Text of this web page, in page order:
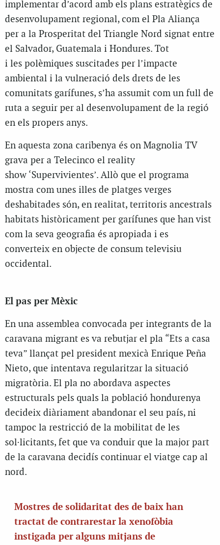
implementar d’acord amb els plans estratègics de
desenvolupament regional, com el Pla Aliança
per a la Prosperitat del Triangle Nord signat entre
el Salvador, Guatemala i Hondures. Tot
i les polèmiques suscitades per l’impacte
ambiental i la vulneració dels drets de les
comunitats garífunes, s’ha assumit com un full de
ruta a seguir per al desenvolupament de la regió
en els propers anys.
En aquesta zona caribenya és on Magnolia TV
grava per a Telecinco el reality
show ‘Supervivientes’. Allò que el programa
mostra com unes illes de platges verges
deshabitades són, en realitat, territoris ancestrals
habitats històricament per garífunes que han vist
com la seva geografia és apropiada i es
converteix en objecte de consum televisiu
occidental.
El pas per Mèxic
En una assemblea convocada per integrants de la
caravana migrant es va rebutjar el pla “Ets a casa
teva” llançat pel president mexicà Enrique Peña
Nieto, que intentava regularitzar la situació
migratòria. El pla no abordava aspectes
estructurals pels quals la població hondurenya
decideix diàriament abandonar el seu país, ni
tampoc la restricció de la mobilitat de les
sol·licitants, fet que va conduir que la major part
de la caravana decidís continuar el viatge cap al
nord.
Mostres de solidaritat des de baix han
tractat de contrarestar la xenofòbia
instigada per alguns mitjans de